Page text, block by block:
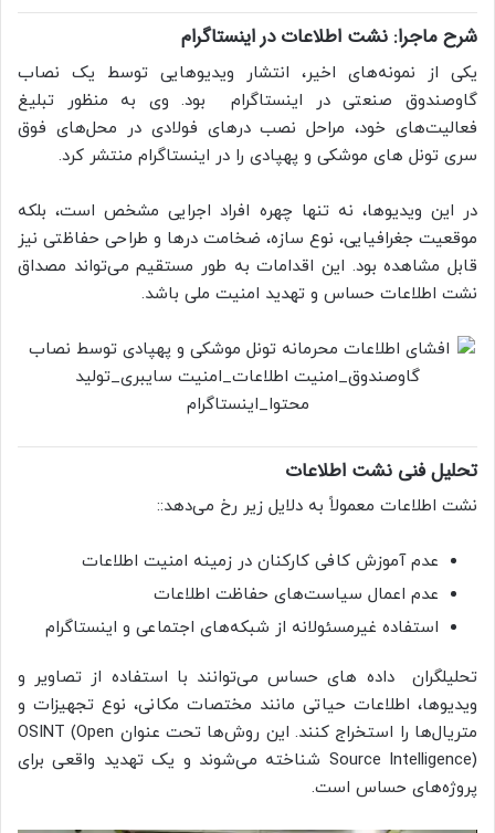
شرح ماجرا: نشت اطلاعات در اینستاگرام
یکی از نمونه‌های اخیر، انتشار ویدیوهایی توسط یک نصاب
گاوصندوق صنعتی در اینستاگرام بود. وی به منظور تبلیغ
فعالیت‌های خود، مراحل نصب درهای فولادی در محل‌های فوق
سری تونل های موشکی و پهپادی را در اینستاگرام منتشر کرد.
در این ویدیوها، نه تنها چهره افراد اجرایی مشخص است، بلکه
موقعیت جغرافیایی، نوع سازه، ضخامت درها و طراحی حفاظتی نیز
قابل مشاهده بود. این اقدامات به طور مستقیم می‌تواند مصداق
نشت اطلاعات حساس و تهدید امنیت ملی باشد.
تحلیل فنی نشت اطلاعات
نشت اطلاعات معمولاً به دلایل زیر رخ می‌دهد::
عدم آموزش کافی کارکنان در زمینه امنیت اطلاعات
عدم اعمال سیاست‌های حفاظت اطلاعات
استفاده غیرمسئولانه از شبکه‌های اجتماعی و اینستاگرام
تحلیلگران داده های حساس می‌توانند با استفاده از تصاویر و
ویدیوها، اطلاعات حیاتی مانند مختصات مکانی، نوع تجهیزات و
متریال‌ها را استخراج کنند. این روش‌ها تحت عنوان OSINT (Open
Source Intelligence) شناخته می‌شوند و یک تهدید واقعی برای
پروژه‌های حساس است.